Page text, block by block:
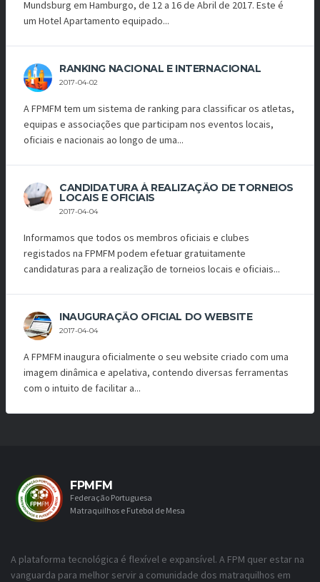
Mundsburg em Hamburgo, de 12 a 16 de Abril de 2017. Este é
um Hotel Apartamento equipado...
RANKING NACIONAL E INTERNACIONAL
2017-04-02
A FPMFM tem um sistema de ranking para classificar os atletas,
equipas e associações que participam nos eventos locais,
oficiais e nacionais ao longo de uma...
CANDIDATURA À REALIZAÇÃO DE TORNEIOS
LOCAIS E OFICIAIS
2017-04-04
Informamos que todos os membros oficiais e clubes
registados na FPMFM podem efetuar gratuitamente
candidaturas para a realização de torneios locais e oficiais...
INAUGURAÇÃO OFICIAL DO WEBSITE
2017-04-04
A FPMFM inaugura oficialmente o seu website criado com uma
imagem dinâmica e apelativa, contendo diversas ferramentas
com o intuito de facilitar a...
FPMFM
Federação Portuguesa
Matraquilhos e Futebol de Mesa
A plataforma tecnológica é flexível e expansível. A FPM quer estar na
vanguarda para melhor servir a comunidade dos matraquilhos em